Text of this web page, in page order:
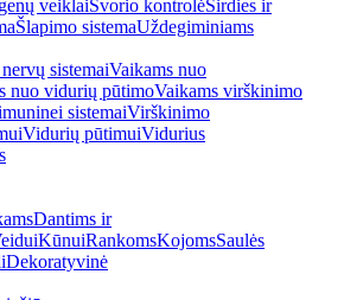
veiklaiSvorio kontrolėŠirdies ir
Šlapimo sistemaUždegiminiams
sistemaiVaikams nuo
nuo vidurių pūtimoVaikams virškinimo
sistemaiVirškinimo
Vidurių pūtimuiVidurius
Dantims ir
KūnuiRankomsKojomsSaulės
Dekoratyvinė